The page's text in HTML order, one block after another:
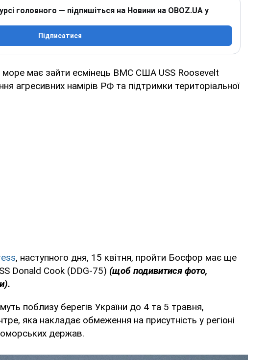
головного — підпишіться на Новини на OBOZ.UA у
Підписатися
море має зайти есмінець ВМС США USS Roosevelt
агресивних намірів РФ та підтримки територіальної
, наступного дня, 15 квітня, пройти Босфор має ще
Donald Cook (DDG-75) (щоб подивитися фото,
поблизу берегів України до 4 та 5 травня,
яка накладає обмеження на присутність у регіоні
держав.